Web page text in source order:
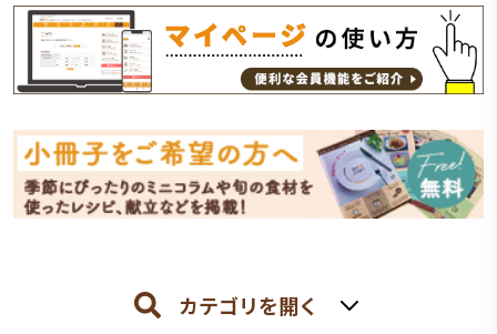
カテゴリを開く